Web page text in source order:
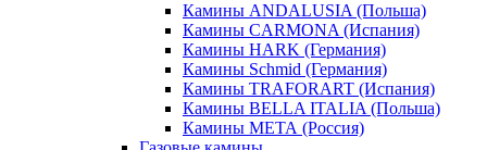
Камины ANDALUSIA (Польша)
Камины CARMONA (Испания)
Камины HARK (Германия)
Камины Schmid (Германия)
Камины TRAFORART (Испания)
Камины BELLA ITALIA (Польша)
Камины МЕТА (Россия)